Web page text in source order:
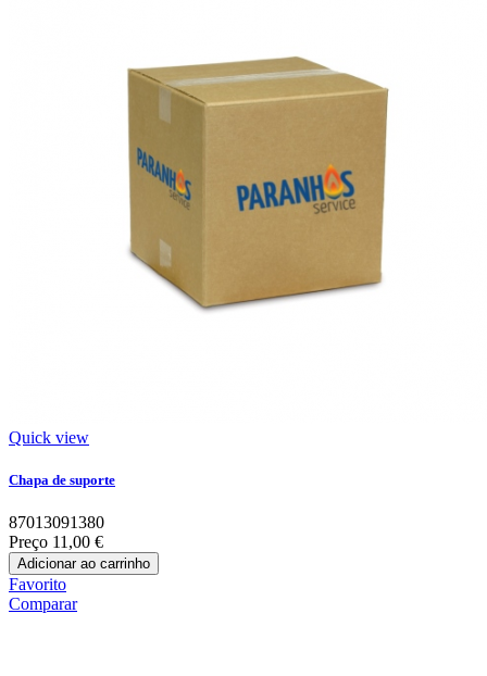
Quick view
Chapa de suporte
87013091380
Preço 11,00 €
Adicionar ao carrinho
Favorito
Comparar